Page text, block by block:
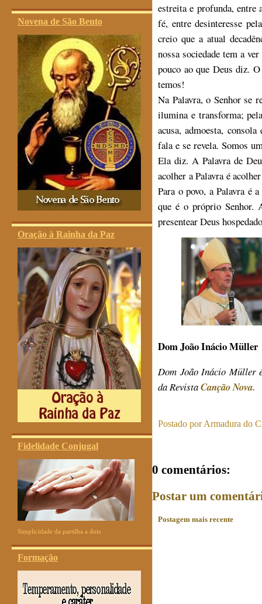
Novena de São Bento
Oração à Rainha da Paz
Fidelidade Conjugal
Simplicidade da partilha a dois
Formação
estreita e profunda, entre
fé, entre desinteresse
creio que a atual
nossa sociedade tem a
pouco ao que Deus diz.
temos!
Na Palavra, o Senhor se
ilumina e transforma;
acusa, admoesta,
fala e se revela. Somos
Ela diz. A Palavra de
acolher a Palavra é
Para o povo, a Palavra é
que é o próprio Senhor.
presentear Deus
Dom João Inácio Müller
Dom João Inácio Müller
da RevistaCanção Nova.
Postado porArmadura do
0 comentários:
Postar um
Postagem mais recente